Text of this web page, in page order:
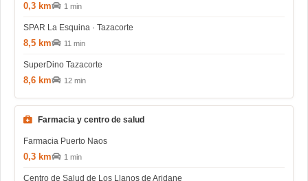
0,3 km 1 min
SPAR La Esquina · Tazacorte
8,5 km 11 min
SuperDino Tazacorte
8,6 km 12 min
Farmacia y centro de salud
Farmacia Puerto Naos
0,3 km 1 min
Centro de Salud de Los Llanos de Aridane